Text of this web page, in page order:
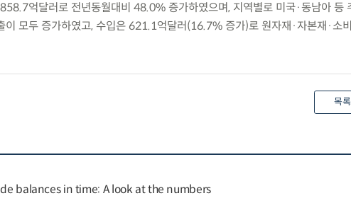
억달러로 전년동월대비 48.0% 증가하였으며, 지역별로 미국·동남아 등
이 모두 증가하였고, 수입은 621.1억달러(16.7% 증가)로 원자재·자본재·소
목록
balances in time: A look at the numbers